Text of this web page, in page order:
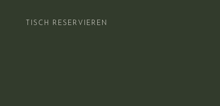
TISCH RESERVIEREN